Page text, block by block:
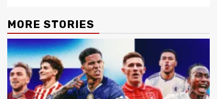
MORE STORIES